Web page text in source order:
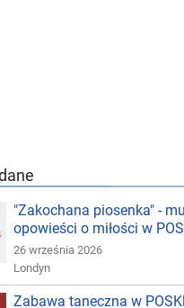
"Zakochana piosenka" -
opowieści o miłości w
26 września 2026
Londyn
Zabawa taneczna w